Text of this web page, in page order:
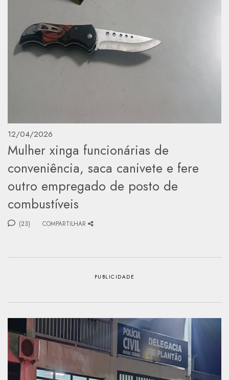
12/04/2026
Mulher xinga funcionárias de
conveniência, saca canivete e fere
outro empregado de posto de
combustíveis
(23) COMPARTILHAR